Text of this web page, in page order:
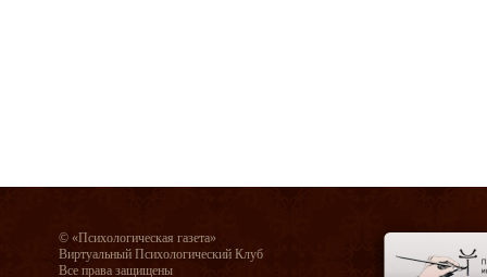
© «Психологическая газета»
Виртуальный Психологический Клуб
Все права защищены